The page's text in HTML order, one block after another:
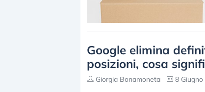
Google elimina
posizioni, cosa
Giorgia Bonamoneta 8